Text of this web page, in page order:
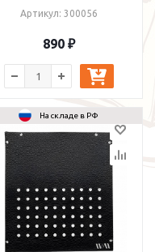
Артикул: 300056
890 ₽
На складе в РФ